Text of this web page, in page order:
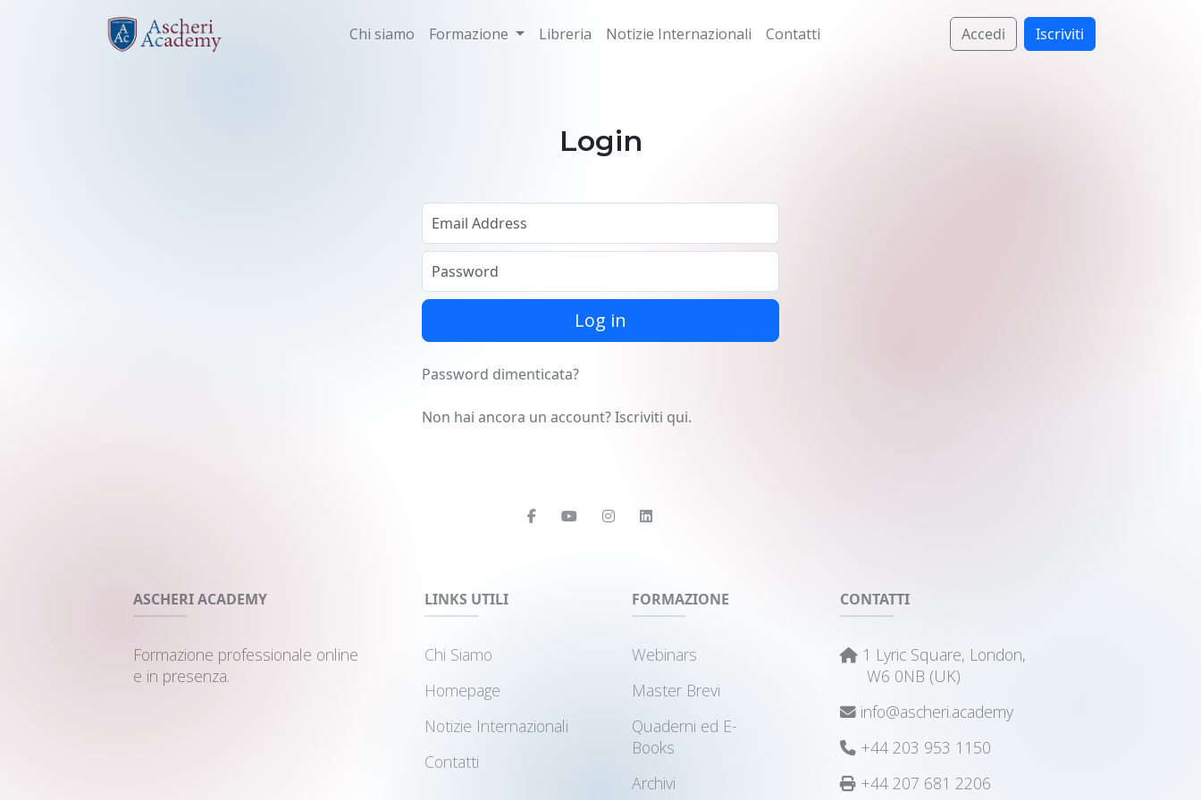
Chi siamo Formazione Libreria Notizie Internazionali Contatti Accedi Iscriviti
Login
Log in
Password dimenticata?
Non hai ancora un account? Iscriviti qui.
ASCHERI ACADEMY
Formazione professionale online
e in presenza.
LINKS UTILI
Chi Siamo
Homepage
Notizie Internazionali
Contatti
FORMAZIONE
Webinars
Master Brevi
Quaderni ed E-
Books
Archivi
CONTATTI
1 Lyric Square, London,
W6 0NB (UK)
info@ascheri.academy
+44 203 953 1150
+44 207 681 2206